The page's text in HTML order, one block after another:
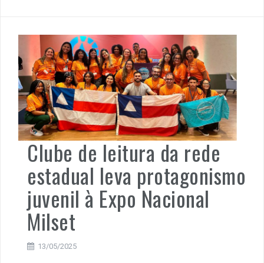
Clube de leitura da rede
estadual leva protagonismo
juvenil à Expo Nacional
Milset
13/05/2025